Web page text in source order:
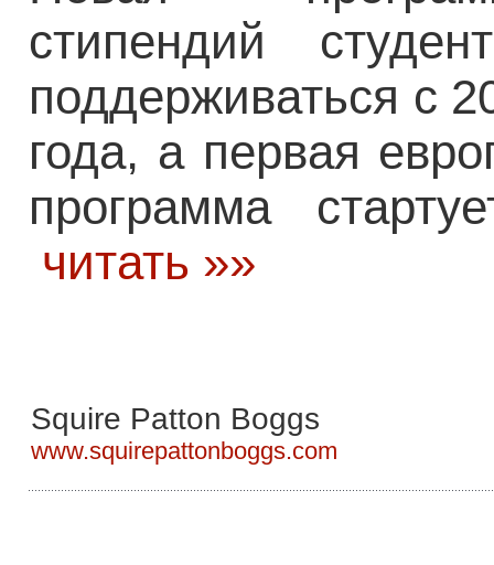
стипендий
поддерживаться с
года, а первая
программа
читать »»
Squire Patton Boggs
www.squirepattonboggs.com